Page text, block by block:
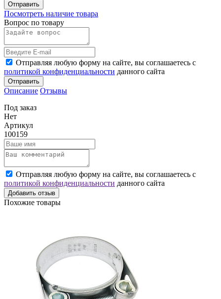
Отправить
Посмотреть наличие товара
Вопрос по товару
Отправляя любую форму на сайте, вы соглашаетесь с
политикой конфиденциальности данного сайта
Отправить
Описание Отзывы
Под заказ
Нет
Артикул
100159
Отправляя любую форму на сайте, вы соглашаетесь с
политикой конфиденциальности данного сайта
Добавить отзыв
Похожие товары